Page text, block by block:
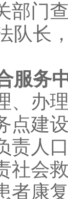
部门
队长
服务
、办
点建
责人
社会
者康